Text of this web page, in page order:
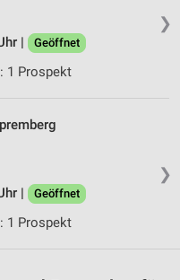
❯
|
Geöffnet
1 Prospekt
❯
|
Geöffnet
1 Prospekt